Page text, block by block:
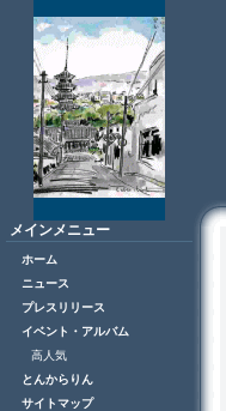
メインメニュー
ホーム
ニュース
プレスリリース
イベント・アルバム
高人気
とんからりん
サイトマップ